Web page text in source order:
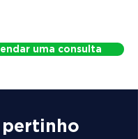
uma consulta
pertinho